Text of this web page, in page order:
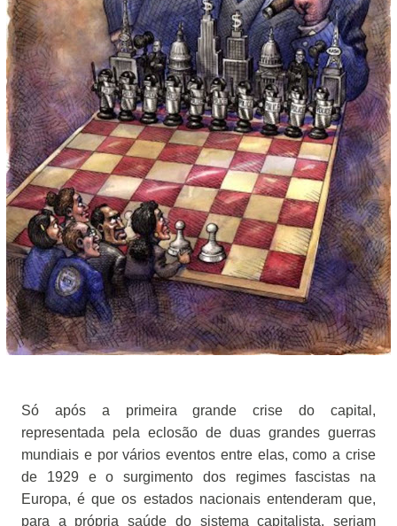
Só após a primeira grande crise do capital,
representada pela eclosão de duas grandes guerras
mundiais e por vários eventos entre elas, como a crise
de 1929 e o surgimento dos regimes fascistas na
Europa, é que os estados nacionais entenderam que,
para a própria saúde do sistema capitalista, seriam